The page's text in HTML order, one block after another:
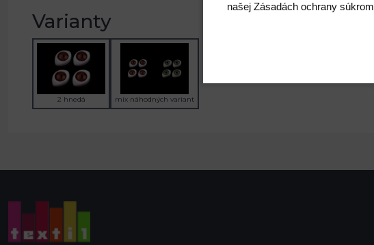
Varianty
2 hnedá mix náhodných variant
našej Zásadách ochrany